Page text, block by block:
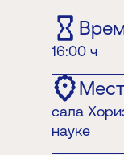
16:00 ч
сала
науке